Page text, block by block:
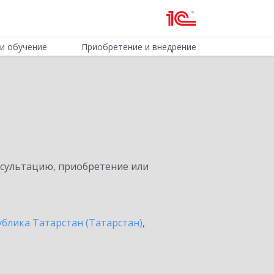
обучение Приобретение и внедрение
приобретение или
Татарстан (Татарстан),